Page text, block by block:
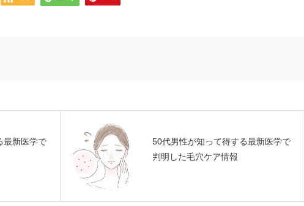
最新医学で
50代男性が知って得する最新医学で
判明した毛穴ケア情報